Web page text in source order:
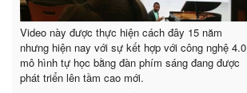
Video này được thực hiện cách đây 15 năm
nhưng hiện nay với sự kết hợp với công nghệ 4.0
mô hình tự học bằng đàn phím sáng đang được
phát triển lên tầm cao mới.